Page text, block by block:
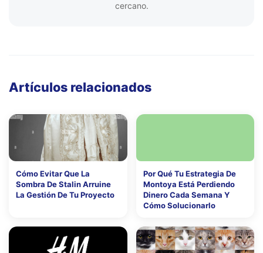
cercano.
Artículos relacionados
Cómo Evitar Que La
Sombra De Stalin Arruine
La Gestión De Tu Proyecto
Por Qué Tu Estrategia De
Montoya Está Perdiendo
Dinero Cada Semana Y
Cómo Solucionarlo